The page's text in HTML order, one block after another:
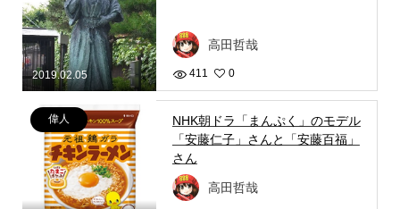
2019.02.05
高田哲哉
411 0
偉人
NHK朝ドラ「まんぷく」のモデル
「安藤仁子」さんと「安藤百福」
さん
高田哲哉